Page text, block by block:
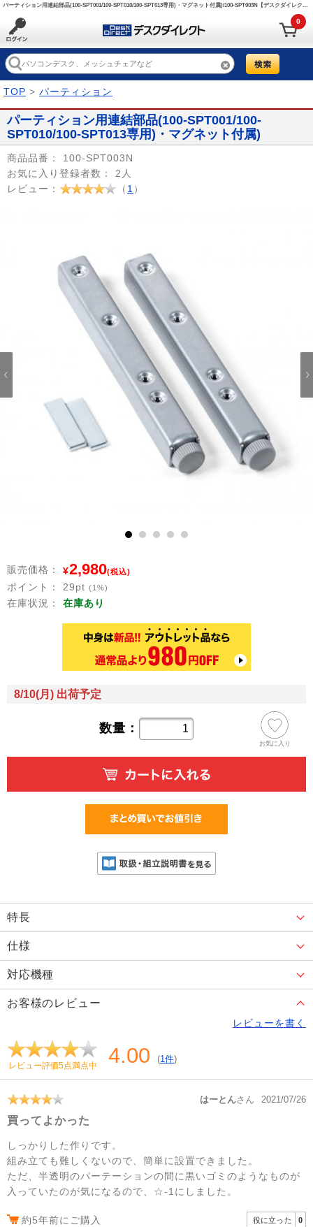
パーティション用連結部品(100-SPT001/100-SPT010/100-SPT013専用)・マグネット付属)/100-SPT003N【デスクダイレクト】
0
TOP > パーティション
パーティション用連結部品(100-SPT001/100-
SPT010/100-SPT013専用)・マグネット付属)
商品品番：
100-SPT003N
お気に入り登録者数：
2人
レビュー：
（ 1 ）
販売価格： ¥2,980(税込)
ポイント： 29pt (1%)
在庫状況： 在庫あり
8/10(月) 出荷予定
数量：
お気に入り
特長
仕様
対応機種
お客様のレビュー
レビューを書く
レビュー評価5点満点中 4.00 (1件)
はーとんさん 2021/07/26
買ってよかった
しっかりした作りです。
組み立ても難しくないので、簡単に設置できました。
ただ、半透明のパーテーションの間に黒いゴミのようなものが
入っていたのが気になるので、☆-1にしました。
約5年前にご購入 役に立った 0